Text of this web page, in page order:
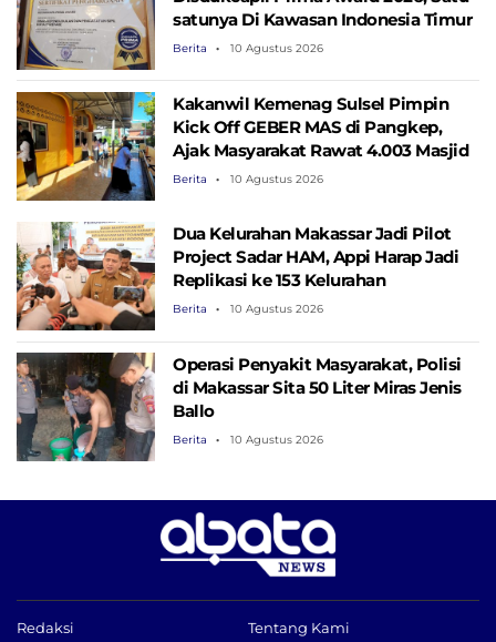
satunya Di Kawasan Indonesia Timur
Berita 10 Agustus 2026
Kakanwil Kemenag Sulsel Pimpin
Kick Off GEBER MAS di Pangkep,
Ajak Masyarakat Rawat 4.003 Masjid
Berita 10 Agustus 2026
Dua Kelurahan Makassar Jadi Pilot
Project Sadar HAM, Appi Harap Jadi
Replikasi ke 153 Kelurahan
Berita 10 Agustus 2026
Operasi Penyakit Masyarakat, Polisi
di Makassar Sita 50 Liter Miras Jenis
Ballo
Berita 10 Agustus 2026
Redaksi Tentang Kami